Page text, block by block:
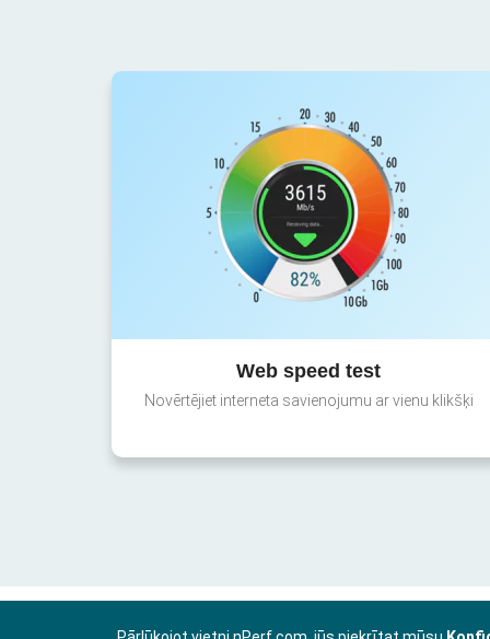
Web speed test
Novērtējiet interneta savienojumu ar vienu klikšķi